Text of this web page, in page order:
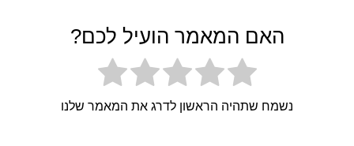
האם המאמר הועיל לכם?
נשמח שתהיה הראשון לדרג את המאמר שלנו